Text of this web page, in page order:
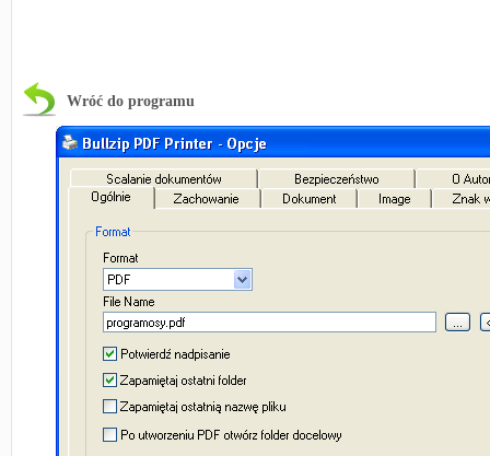
Wróć do programu